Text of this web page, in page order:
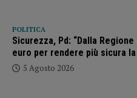
POLITICA
Sicurezza, Pd: “Dalla
euro per rendere più sicura
5 Agosto 2026